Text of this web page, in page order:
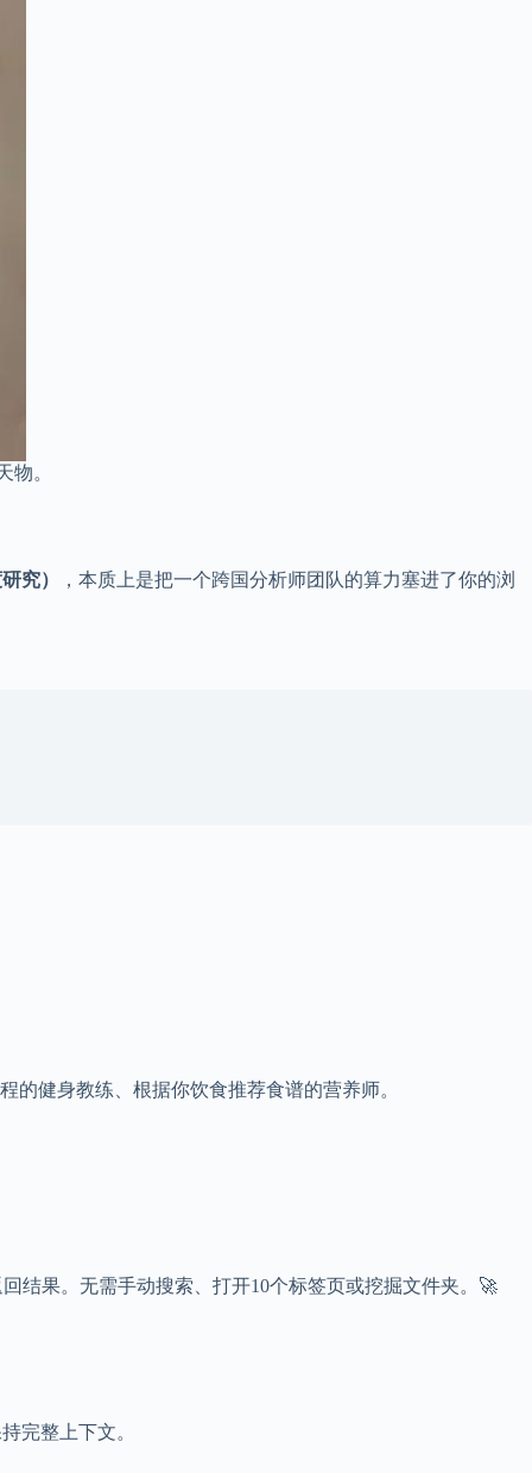
物。
究）
，本质上是把一个跨国分析师团队的算力塞进了你的浏
的健身教练、根据你饮食推荐食谱的营养师。
结果。无需手动搜索、打开10个标签页或挖掘文件夹。🚀
完整上下文。